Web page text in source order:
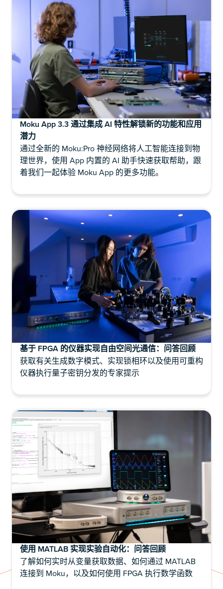
Moku App 3.3 通过集成 AI 特性解锁新的功能和应用
潜力
通过全新的 Moku:Pro 神经网络将人工智能连接到物
理世界，使用 App 内置的 AI 助手快速获取帮助，跟
着我们一起体验 Moku App 的更多功能。
基于 FPGA 的仪器实现自由空间光通信：问答回顾
获取有关生成数字模式、实现锁相环以及使用可重构
仪器执行量子密钥分发的专家提示
使用 MATLAB 实现实验自动化：问答回顾
了解如何实时从变量获取数据、如何通过 MATLAB
连接到 Moku，以及如何使用 FPGA 执行数学函数